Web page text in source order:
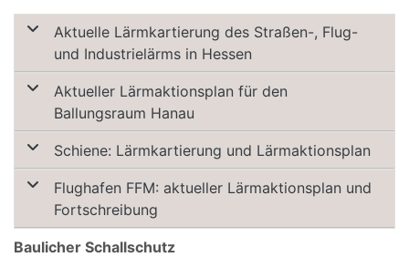
Aktuelle Lärmkartierung des Straßen-, Flug-
und Industrielärms in Hessen
Aktueller Lärmaktionsplan für den
Ballungsraum Hanau
Schiene: Lärmkartierung und Lärmaktionsplan
Flughafen FFM: aktueller Lärmaktionsplan und
Fortschreibung
Baulicher Schallschutz